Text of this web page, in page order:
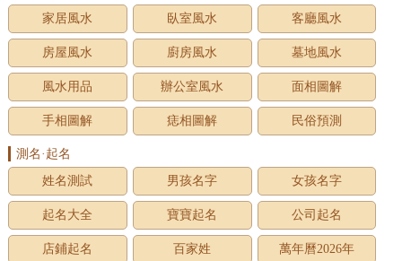
家居風水
臥室風水 客廳風水
房屋風水 廚房風水 墓地風水
風水用品 辦公室風水 面相圖解
手相圖解 痣相圖解 民俗預測
測名·起名
姓名測試
男孩名字 女孩名字
起名大全 寶寶起名 公司起名
店鋪起名 百家姓 萬年曆2026年